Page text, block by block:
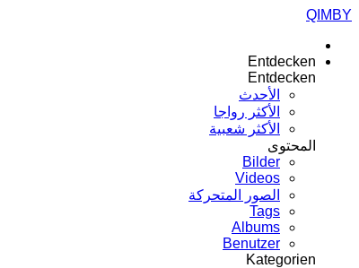
QIMBY
Entdecken
Entdecken
الأحدث
الأكثر رواجا
الأكثر شعبية
المحتوى
Bilder
Videos
الصور المتحركة
Tags
Albums
Benutzer
Kategorien